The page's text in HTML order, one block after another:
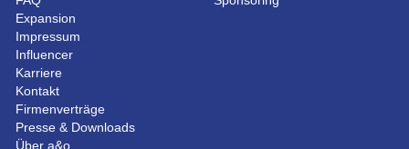
Expansion
Impressum
Influencer
Karriere
Kontakt
Firmenverträge
Presse & Downloads
Über a&o